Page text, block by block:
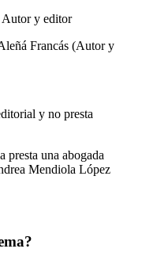
Autor y editor
Francás (Autor y
y no presta
presta una abogada
Mendiola López